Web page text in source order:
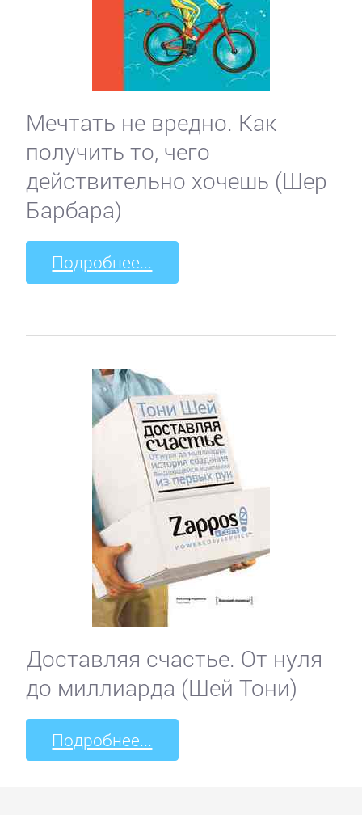
Мечтать не вредно. Как
получить то, чего
действительно хочешь (Шер
Барбара)
Подробнее...
Доставляя счастье. От нуля
до миллиарда (Шей Тони)
Подробнее...